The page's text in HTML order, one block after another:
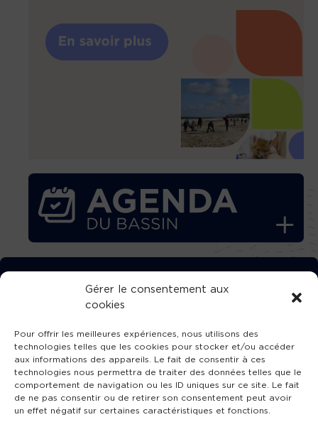
Gérer le consentement aux
cookies
Pour offrir les meilleures expériences, nous utilisons des
technologies telles que les cookies pour stocker et/ou accéder
aux informations des appareils. Le fait de consentir à ces
technologies nous permettra de traiter des données telles que le
comportement de navigation ou les ID uniques sur ce site. Le fait
de ne pas consentir ou de retirer son consentement peut avoir
un effet négatif sur certaines caractéristiques et fonctions.
TÉLÉCHARGEZ GRATUITEMENT
L’APPLICATION TVBA !
SUIVEZ-NOUS !